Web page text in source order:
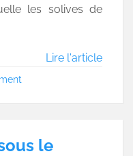
les solives de
Lire l'article
le